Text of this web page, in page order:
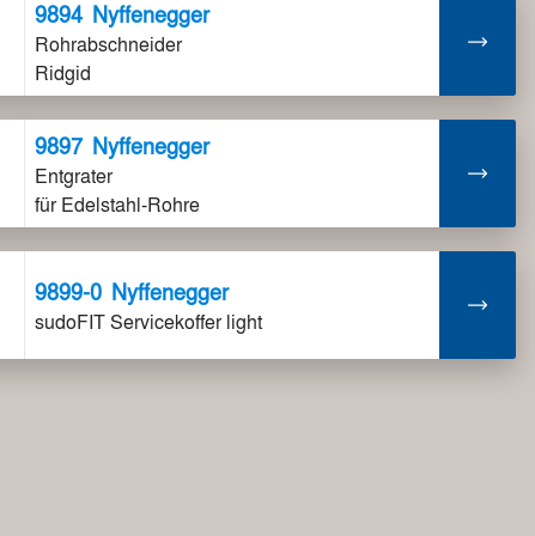
9894 Nyffenegger
Rohrabschneider
Ridgid
9897 Nyffenegger
Entgrater
für Edelstahl-Rohre
9899-0 Nyffenegger
sudoFIT Servicekoffer light